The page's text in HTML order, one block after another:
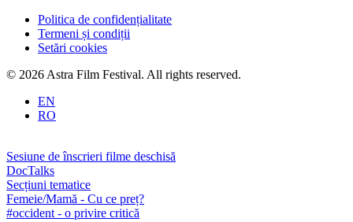
Politica de confidențialitate
Termeni și condiții
Setări cookies
© 2026 Astra Film Festival. All rights reserved.
EN
RO
Sesiune de înscrieri filme deschisă
DocTalks
Secțiuni tematice
Femeie/Mamă - Cu ce preț?
#occident - o privire critică